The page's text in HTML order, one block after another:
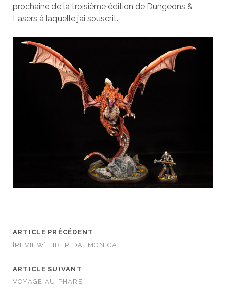
prochaine de la troisième édition de Dungeons &
Lasers à laquelle j’ai souscrit.
ARTICLE PRÉCÉDENT
[REVIEW] LIBER DAEMONICA
ARTICLE SUIVANT
VOYAGE AU PHARE